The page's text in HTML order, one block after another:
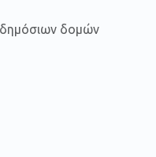
δημόσιων δομών